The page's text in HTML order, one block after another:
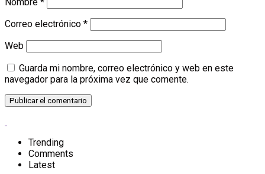
Correo electrónico *
Web
Guarda mi nombre, correo electrónico y web en este
navegador para la próxima vez que comente.
Trending
Comments
Latest